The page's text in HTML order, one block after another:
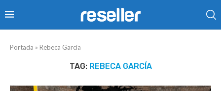
Portada » Rebeca García
TAG: REBECA GARCÍA